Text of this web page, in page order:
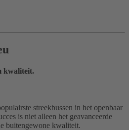
kwaliteit.
streekbussen in het openbaar
is niet alleen het geavanceerde
buitengewone kwaliteit.